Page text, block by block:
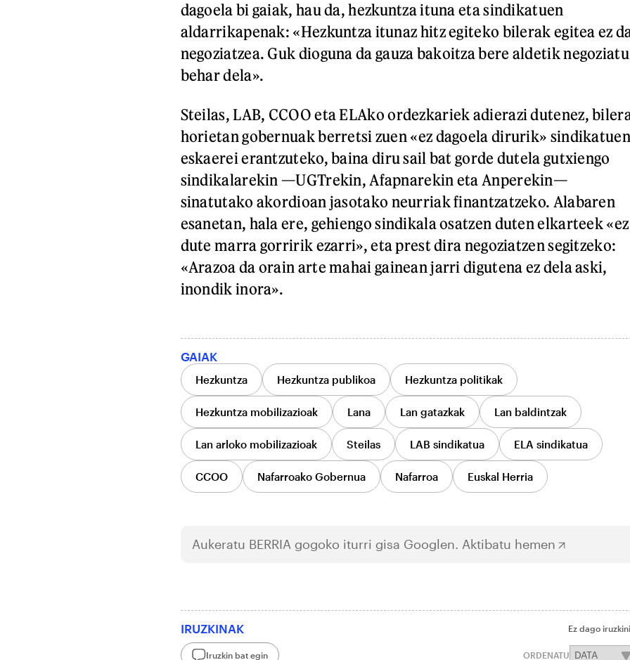
dagoela bi gaiak, hau da, hezkuntza ituna eta sindikatuen
aldarrikapenak: «Hezkuntza itunaz hitz egiteko bilerak egitea ez
negoziatzea. Guk dioguna da gauza bakoitza bere aldetik negoziatu
behar dela».
Steilas, LAB, CCOO eta ELAko ordezkariek adierazi dutenez,
horietan gobernuak berretsi zuen «ez dagoela dirurik» sindikatuen
eskaerei erantzuteko, baina diru sail bat gorde dutela gutxiengo
sindikalarekin —UGTrekin, Afapnarekin eta Anperekin—
sinatutako akordioan jasotako neurriak finantzatzeko. Alabaren
esanetan, hala ere, gehiengo sindikala osatzen duten elkarteek «ez
dute marra gorririk ezarri», eta prest dira negoziatzen segitzeko:
«Arazoa da orain arte mahai gainean jarri digutena ez dela aski,
inondik inora».
GAIAK
Hezkuntza Hezkuntza publikoa Hezkuntza politikak
Hezkuntza mobilizazioak Lana Lan gatazkak Lan baldintzak
Lan arloko mobilizazioak Steilas LAB sindikatua ELA sindikatua
CCOO Nafarroako Gobernua Nafarroa Euskal Herria
Aukeratu BERRIA gogoko iturri gisa Googlen. Aktibatu hemen
IRUZKINAK Ez dago
Iruzkin bat egin ORDENATU